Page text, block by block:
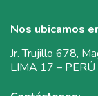
Nos ubicamos
Jr. Trujillo 678,
LIMA 17 – PERÚ